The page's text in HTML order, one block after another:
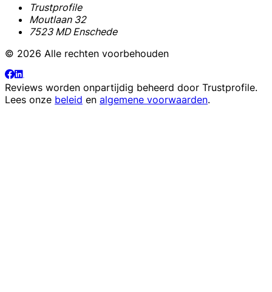
Trustprofile
Moutlaan 32
7523 MD Enschede
© 2026 Alle rechten voorbehouden
Reviews worden onpartijdig beheerd door Trustprofile.
Lees onze beleid en algemene voorwaarden.